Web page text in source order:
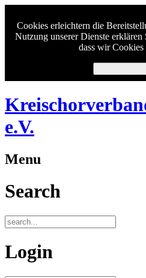
Cookies erleichtern die
Nutzung unserer Dienste erklären
dass wir Cookies
e.V.
Menu
Search
Login